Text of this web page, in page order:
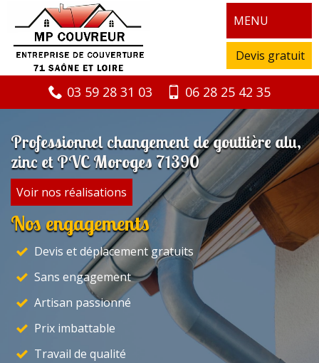
MENU
Devis gratuit
03 59 28 31 03 06 28 25 42 35
Professionnel changement de gouttière alu,
zinc et PVC Moroges 71390
Voir nos réalisations
Nos engagements
Devis et déplacement gratuits
Sans engagement
Artisan passionné
Prix imbattable
Travail de qualité